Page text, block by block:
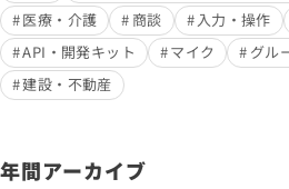
医療・介護
商談 入力・操作
API・開発キット
マイク グル
建設・不動産
年間アーカイブ